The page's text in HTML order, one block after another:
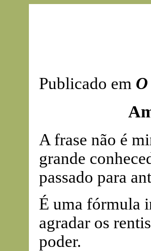
Publicado em
A frase não é
grande
passado para
É uma fórmula
agradar os
poder.